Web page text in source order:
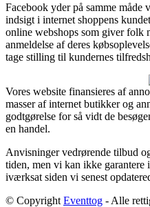
Facebook yder på samme måde
indsigt i internet shoppens
online webshops som giver folk
anmeldelse af deres
tage stilling til kundernes
Vores website finansieres af
masser af internet butikker og
godtgørelse for så vidt de
en handel.
Anvisninger vedrørende tilbud
tiden, men vi kan ikke garantere
iværksat siden vi senest
© Copyright Eventtog - Alle